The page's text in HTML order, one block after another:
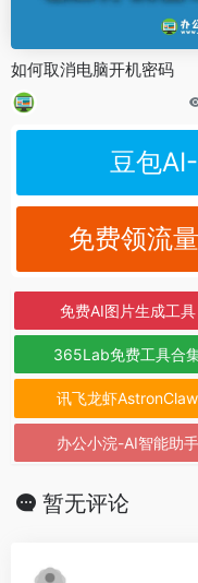
如何取消电脑开机密码
豆包
免费领流
免费AI图片生成工具
365Lab免费工具合
讯飞龙虾AstronClaw
办公小浣-AI智能助手
暂无评论